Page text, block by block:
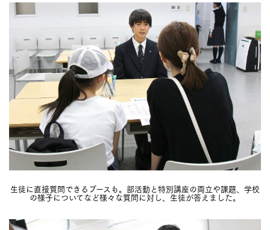
生徒に直接質問できるブースも。部活動と特別講座の両立や課題、学校
の様子についてなど様々な質問に対し、生徒が答えました。